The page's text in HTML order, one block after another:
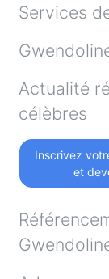
Services
Actualité
célèbres
Inscrivez
et